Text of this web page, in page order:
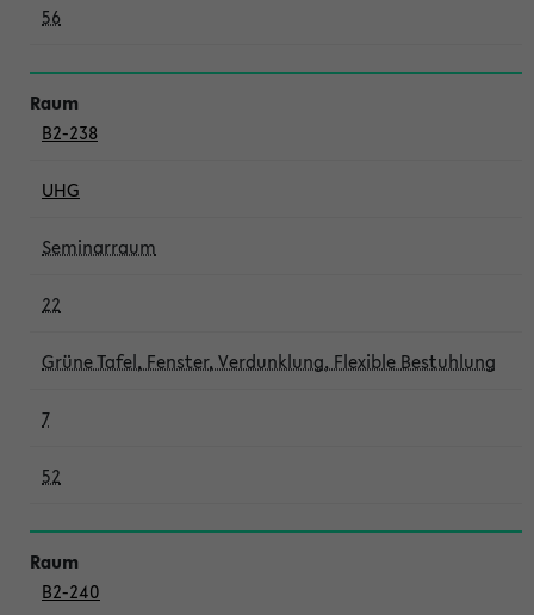
56
B2-238
UHG
Seminarraum
22
Grüne Tafel, Fenster, Verdunklung, Flexible Bestuhlung
7
52
B2-240